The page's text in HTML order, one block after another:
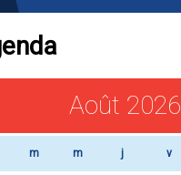
Août 2026
m m j v